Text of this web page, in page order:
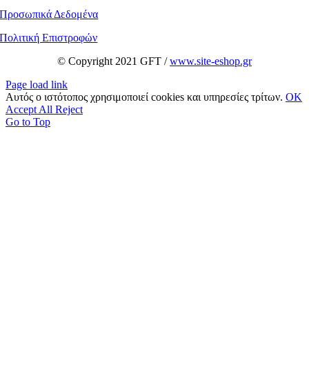
Προσωπικά Δεδομένα
Πολιτική Επιστροφών
© Copyright 2021 GFT /www.site-eshop.gr
Page load link
Αυτός ο ιστότοπος χρησιμοποιεί cookies και υπηρεσίες τρίτων. OK
Accept All Reject
Go to Top